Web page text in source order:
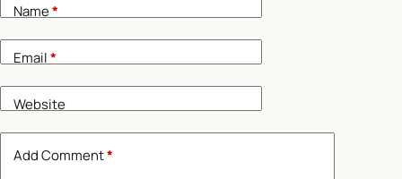
Name*
Email*
Website
Add Comment*